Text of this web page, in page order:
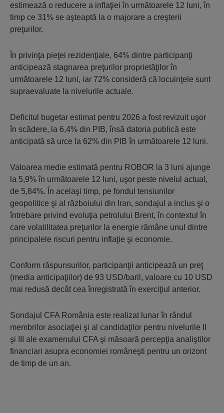
estimează o reducere a inflaţiei în următoarele 12 luni, în
timp ce 31% se aşteaptă la o majorare a creşterii
preţurilor.
În privinţa pieţei rezidenţiale, 64% dintre participanţi
anticipează stagnarea preţurilor proprietăţilor în
următoarele 12 luni, iar 72% consideră că locuinţele sunt
supraevaluate la nivelurile actuale.
Deficitul bugetar estimat pentru 2026 a fost revizuit uşor
în scădere, la 6,4% din PIB, însă datoria publică este
anticipată să urce la 62% din PIB în următoarele 12 luni.
Valoarea medie estimată pentru ROBOR la 3 luni ajunge
la 5,9% în următoarele 12 luni, uşor peste nivelul actual,
de 5,84%. În acelaşi timp, pe fondul tensiunilor
geopolitice şi al războiului din Iran, sondajul a inclus şi o
întrebare privind evoluţia petrolului Brent, în contextul în
care volatilitatea preţurilor la energie rămâne unul dintre
principalele riscuri pentru inflaţie şi economie.
Conform răspunsurilor, participanţii anticipează un preţ
(media anticipaţiilor) de 93 USD/baril, valoare cu 10 USD
mai redusă decât cea înregistrată în exerciţiul anterior.
Sondajul CFA România este realizat lunar în rândul
membrilor asociaţiei şi al candidaţilor pentru nivelurile II
şi III ale examenului CFA şi măsoară percepţia analiştilor
financiari asupra economiei româneşti pentru un orizont
de timp de un an.